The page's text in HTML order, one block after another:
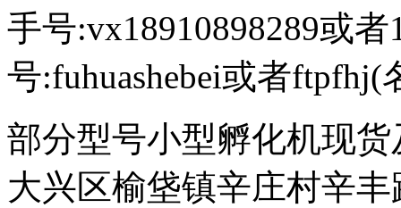
手号:vx18910898289或
号:fuhuashebei或者
部分型号小型孵化机现
大兴区榆垡镇辛庄村辛丰